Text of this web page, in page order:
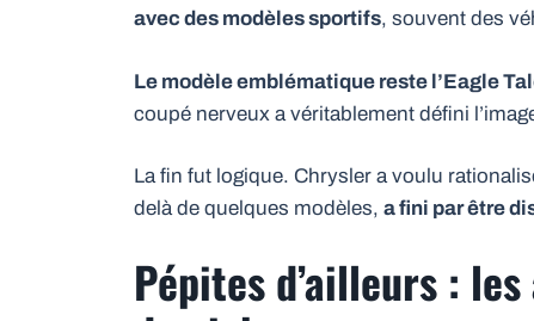
avec des modèles sportifs, souvent des
Le modèle emblématique reste l’Eagle
coupé nerveux a véritablement défini
La fin fut logique. Chrysler a voulu
delà de quelques modèles, a fini par être
Pépites d’ailleurs :